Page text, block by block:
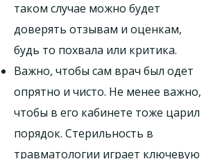
таком случае можно будет
доверять отзывам и оценкам,
будь то похвала или критика.
Важно, чтобы сам врач был одет
опрятно и чисто. Не менее важно,
чтобы в его кабинете тоже царил
порядок. Стерильность в
травматологии играет ключевую